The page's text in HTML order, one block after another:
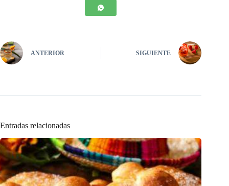
ANTERIOR SIGUIENTE
Entradas relacionadas